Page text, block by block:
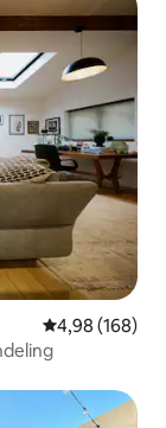
Gemiddelde
4,98 (168)